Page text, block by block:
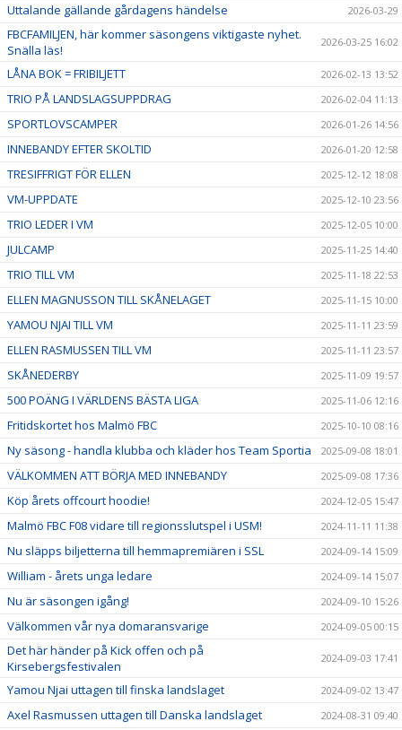
Uttalande gällande gårdagens händelse 2026-03-29
FBCFAMILJEN, här kommer säsongens viktigaste nyhet.
Snälla läs!
2026-03-25 16:02
LÅNA BOK = FRIBILJETT 2026-02-13 13:52
TRIO PÅ LANDSLAGSUPPDRAG 2026-02-04 11:13
SPORTLOVSCAMPER 2026-01-26 14:56
INNEBANDY EFTER SKOLTID 2026-01-20 12:58
TRESIFFRIGT FÖR ELLEN 2025-12-12 18:08
VM-UPPDATE 2025-12-10 23:56
TRIO LEDER I VM 2025-12-05 10:00
JULCAMP 2025-11-25 14:40
TRIO TILL VM 2025-11-18 22:53
ELLEN MAGNUSSON TILL SKÅNELAGET 2025-11-15 10:00
YAMOU NJAI TILL VM 2025-11-11 23:59
ELLEN RASMUSSEN TILL VM 2025-11-11 23:57
SKÅNEDERBY 2025-11-09 19:57
500 POÄNG I VÄRLDENS BÄSTA LIGA 2025-11-06 12:16
Fritidskortet hos Malmö FBC 2025-10-10 08:16
Ny säsong - handla klubba och kläder hos Team Sportia 2025-09-08 18:01
VÄLKOMMEN ATT BÖRJA MED INNEBANDY 2025-09-08 17:36
Köp årets offcourt hoodie! 2024-12-05 15:47
Malmö FBC F08 vidare till regionsslutspel i USM! 2024-11-11 11:38
Nu släpps biljetterna till hemmapremiären i SSL 2024-09-14 15:09
William - årets unga ledare 2024-09-14 15:07
Nu är säsongen igång! 2024-09-10 15:26
Välkommen vår nya domaransvarige 2024-09-05 00:15
Det här händer på Kick offen och på
Kirsebergsfestivalen
2024-09-03 17:41
Yamou Njai uttagen till finska landslaget 2024-09-02 13:47
Axel Rasmussen uttagen till Danska landslaget 2024-08-31 09:40